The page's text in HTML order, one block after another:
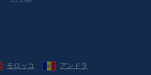
モロッコ アンドラ